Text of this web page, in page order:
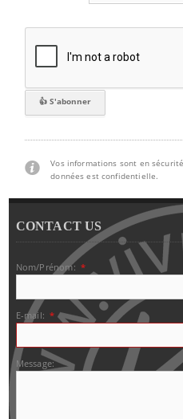
Vos informations sont en
données est confidentielle.
CONTACT US
Nom/Prénom: *
E-mail: *
Message: